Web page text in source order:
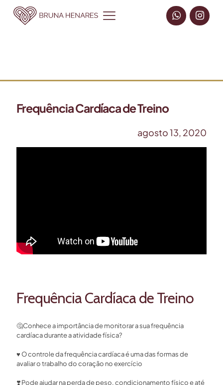
Frequência Cardíaca de Treino
agosto 13, 2020
Frequência Cardíaca de Treino
🤔Conhece a importância de monitorar a sua frequência
cardíaca durante a atividade física?⁣
♥️ O controle da frequência cardíaca é uma das formas de
avaliar o trabalho do coração no exercício ⁣
❣️Pode ajudar na perda de peso, condicionamento físico e até